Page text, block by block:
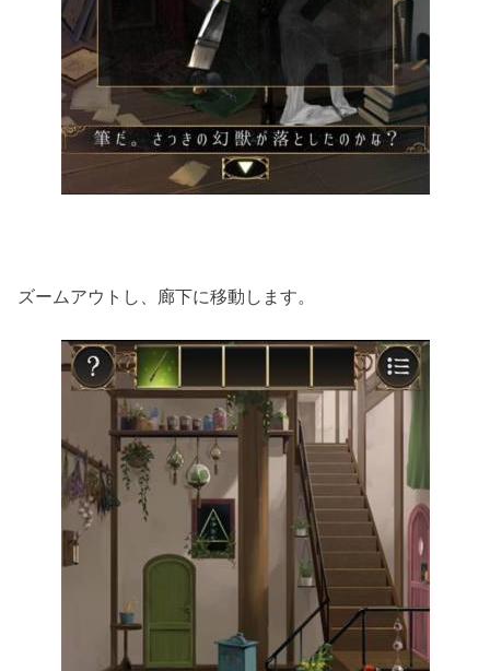
ズームアウトし、廊下に移動します。